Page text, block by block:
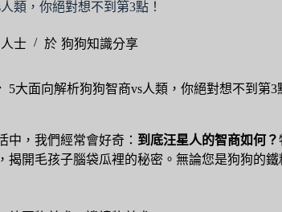
類，你絕對想不到第3點！
士 於 狗狗知識分享
5大面向解析狗狗智商vs人類，你絕對想不到第3
中，我們經常會好奇： 到底汪星人的智商如何？
揭開毛孩子腦袋瓜裡的秘密。無論您是狗狗的